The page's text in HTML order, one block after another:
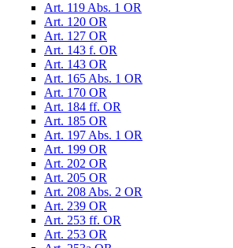
Art. 119 Abs. 1 OR
Art. 120 OR
Art. 127 OR
Art. 143 f. OR
Art. 143 OR
Art. 165 Abs. 1 OR
Art. 170 OR
Art. 184 ff. OR
Art. 185 OR
Art. 197 Abs. 1 OR
Art. 199 OR
Art. 202 OR
Art. 205 OR
Art. 208 Abs. 2 OR
Art. 239 OR
Art. 253 ff. OR
Art. 253 OR